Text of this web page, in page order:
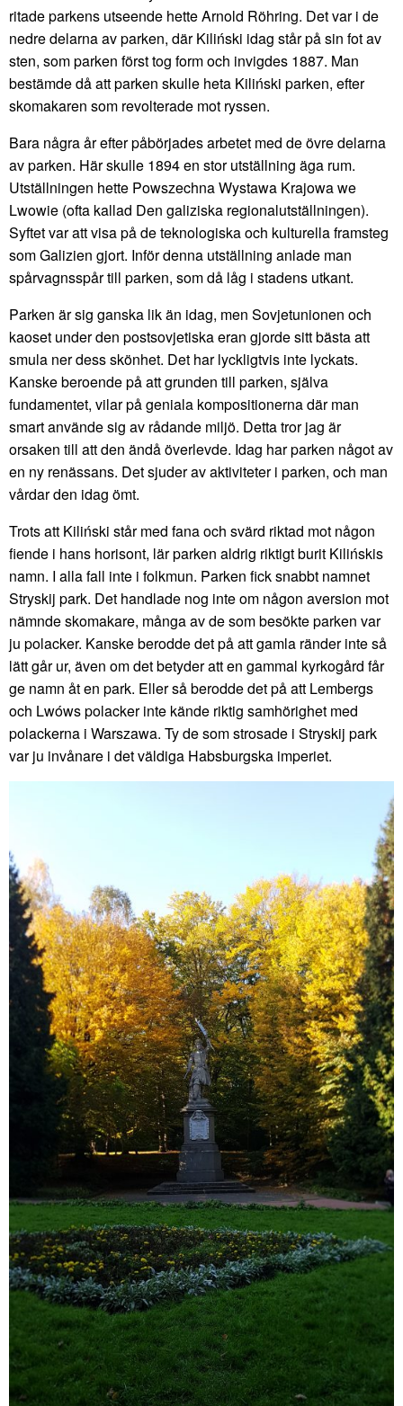
ritade parkens utseende hette Arnold Röhring. Det var i de
nedre delarna av parken, där Kiliński idag står på sin fot av
sten, som parken först tog form och invigdes 1887. Man
bestämde då att parken skulle heta Kiliński parken, efter
skomakaren som revolterade mot ryssen.
Bara några år efter påbörjades arbetet med de övre delarna
av parken. Här skulle 1894 en stor utställning äga rum.
Utställningen hette Powszechna Wystawa Krajowa we
Lwowie (ofta kallad Den galiziska regionalutställningen).
Syftet var att visa på de teknologiska och kulturella framsteg
som Galizien gjort. Inför denna utställning anlade man
spårvagnsspår till parken, som då låg i stadens utkant.
Parken är sig ganska lik än idag, men Sovjetunionen och
kaoset under den postsovjetiska eran gjorde sitt bästa att
smula ner dess skönhet. Det har lyckligtvis inte lyckats.
Kanske beroende på att grunden till parken, själva
fundamentet, vilar på geniala kompositionerna där man
smart använde sig av rådande miljö. Detta tror jag är
orsaken till att den ändå överlevde. Idag har parken något av
en ny renässans. Det sjuder av aktiviteter i parken, och man
vårdar den idag ömt.
Trots att Kiliński står med fana och svärd riktad mot någon
fiende i hans horisont, lär parken aldrig riktigt burit Kilińskis
namn. I alla fall inte i folkmun. Parken fick snabbt namnet
Stryskij park. Det handlade nog inte om någon aversion mot
nämnde skomakare, många av de som besökte parken var
ju polacker. Kanske berodde det på att gamla ränder inte så
lätt går ur, även om det betyder att en gammal kyrkogård får
ge namn åt en park. Eller så berodde det på att Lembergs
och Lwóws polacker inte kände riktig samhörighet med
polackerna i Warszawa. Ty de som strosade i Stryskij park
var ju invånare i det väldiga Habsburgska imperiet.